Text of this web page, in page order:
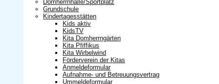
Domherrnhalle/Sportplatz
Grundschule
Kindertagesstätten
Kids aktiv
KidsTV
Kita Domherrngärten
Kita Pfiffikus
Kita Wirbelwind
Förderverein der Kitas
Anmeldeformular
Aufnahme- und Betreuungsvertrag
Ummeldeformular